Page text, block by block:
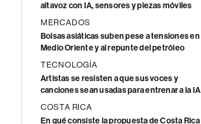
altavoz con IA, sensores y piezas móviles
MERCADOS
Bolsas asiáticas suben pese a tensiones en
Medio Oriente y al repunte del petróleo
TECNOLOGÍA
Artistas se resisten a que sus voces y
canciones sean usadas para entrenar a la IA
COSTA RICA
En qué consiste la propuesta de Costa Rica